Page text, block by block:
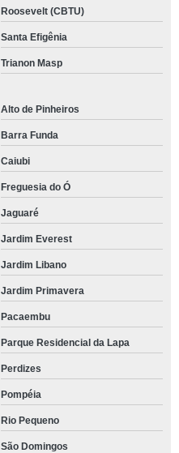
Roosevelt (CBTU)
Santa Efigênia
Trianon Masp
Alto de Pinheiros
Barra Funda
Caiubi
Freguesia do Ó
Jaguaré
Jardim Everest
Jardim Libano
Jardim Primavera
Pacaembu
Parque Residencial da Lapa
Perdizes
Pompéia
Rio Pequeno
São Domingos